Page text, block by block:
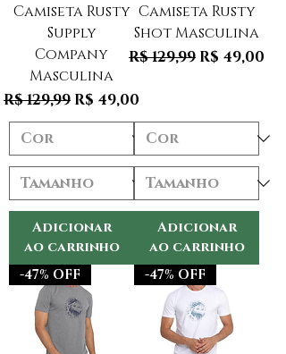
Camiseta Rusty
Supply
Company
Masculina
Preço normal
R$ 129,99 Preço promocional
R$ 49,00
Adicionar
ao carrinho
Camiseta Rusty
Shot Masculina
Preço normal
R$ 129,99 Preço
R$ 49,00
Adicionar
ao carrinho
-47% OFF -47% OFF